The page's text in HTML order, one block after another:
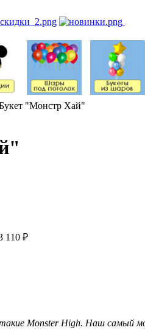
"Монстр Хай"
110 ₽
Monster High. Наш самый